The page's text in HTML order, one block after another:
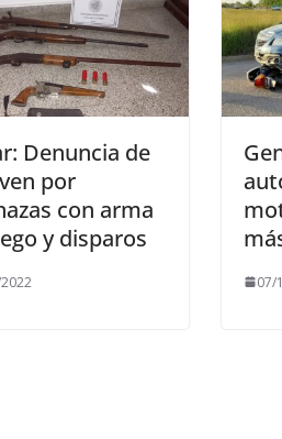
Denuncia de
por
con arma
y disparos
07/